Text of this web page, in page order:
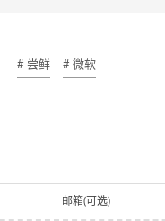
# 尝鲜 # 微软
邮箱(可选)